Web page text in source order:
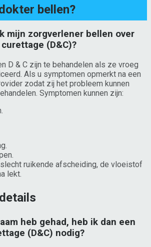
bellen?
mijn zorgverlener bellen over
(D&C)?
D & C zijn te behandelen als ze vroeg
Als u symptomen opmerkt na een
zodat zij het probleem kunnen
Symptomen kunnen zijn:
ruikende afscheiding, de vloeistof
lekt.
heb gehad, heb ik dan een
(D&C) nodig?